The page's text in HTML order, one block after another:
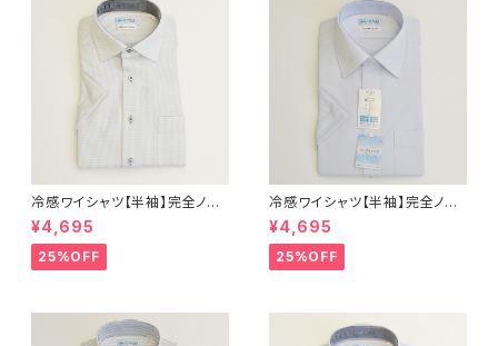
冷感ワイシャツ【半袖】完全ノー
アイロン i-Shirt｜-2℃冷却 形
態安定 レギュラーシルエット セ
ミワイドカラー ドビー メンズ ビ
ジネス dhy193t-sw-12 L.グ
¥4,695
25%OFF
冷感ワイシャツ【半袖】完全ノー
アイロン i-Shirt｜-2℃冷却 形
態安定 レギュラーシルエット セ
ミワイドカラー ドビー メンズ ビ
ジネス exha14-sw-81 サック
¥4,695
25%OFF